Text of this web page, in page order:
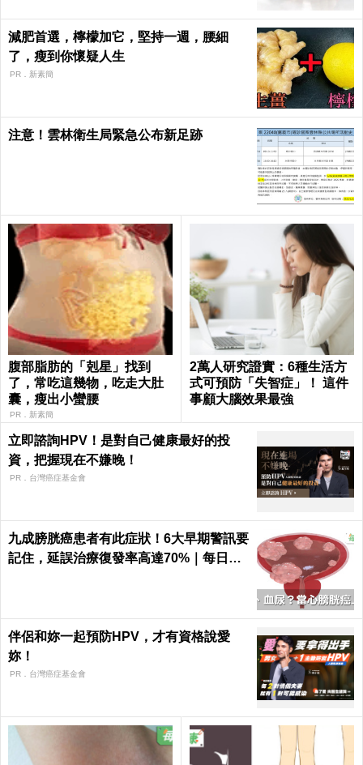
減肥首選，檸檬加它，堅持一週，腰細
了，瘦到你懷疑人生
PR．新素簡
注意！雲林衛生局緊急公布新足跡
腹部脂肪的「剋星」找到
了，常吃這幾物，吃走大肚
囊，瘦出小蠻腰
PR．新素簡
2萬人研究證實：6種生活方
式可預防「失智症」！ 這件
事顧大腦效果最強
立即諮詢HPV！是對自己健康最好的投
資，把握現在不嫌晚！
PR．台灣癌症基金會
九成膀胱癌患者有此症狀！6大早期警訊要
記住，延誤治療復發率高達70%｜每日健
伴侶和妳一起預防HPV，才有資格說愛
妳！
PR．台灣癌症基金會